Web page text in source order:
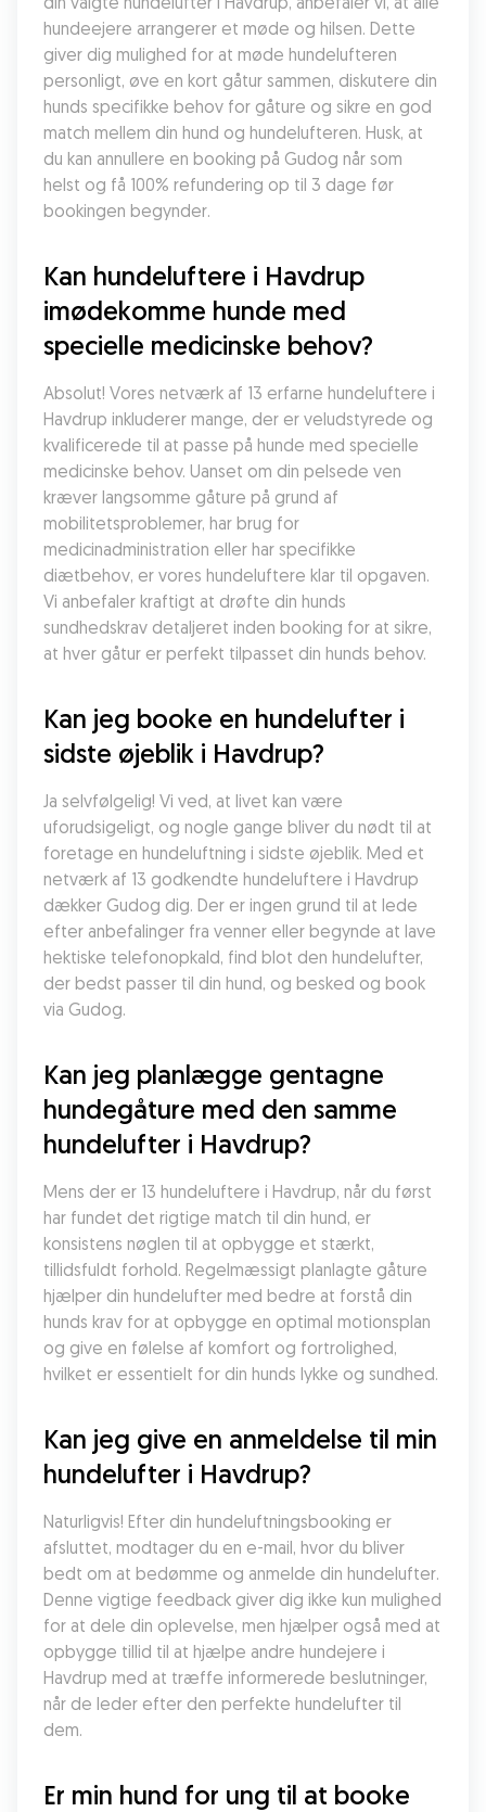
hundeejere arrangerer et møde og hilsen. Dette
giver dig mulighed for at møde hundelufteren
personligt, øve en kort gåtur sammen, diskutere din
hunds specifikke behov for gåture og sikre en god
match mellem din hund og hundelufteren. Husk, at
du kan annullere en booking på Gudog når som
helst og få 100% refundering op til 3 dage før
bookingen begynder.
Kan hundeluftere i Havdrup
imødekomme hunde med
specielle medicinske behov?
Absolut! Vores netværk af 13 erfarne hundeluftere i
Havdrup inkluderer mange, der er veludstyrede og
kvalificerede til at passe på hunde med specielle
medicinske behov. Uanset om din pelsede ven
kræver langsomme gåture på grund af
mobilitetsproblemer, har brug for
medicinadministration eller har specifikke
diætbehov, er vores hundeluftere klar til opgaven.
Vi anbefaler kraftigt at drøfte din hunds
sundhedskrav detaljeret inden booking for at sikre,
at hver gåtur er perfekt tilpasset din hunds behov.
Kan jeg booke en hundelufter i
sidste øjeblik i Havdrup?
Ja selvfølgelig! Vi ved, at livet kan være
uforudsigeligt, og nogle gange bliver du nødt til at
foretage en hundeluftning i sidste øjeblik. Med et
netværk af 13 godkendte hundeluftere i Havdrup
dækker Gudog dig. Der er ingen grund til at lede
efter anbefalinger fra venner eller begynde at lave
hektiske telefonopkald, find blot den hundelufter,
der bedst passer til din hund, og besked og book
via Gudog.
Kan jeg planlægge gentagne
hundegåture med den samme
hundelufter i Havdrup?
Mens der er 13 hundeluftere i Havdrup, når du først
har fundet det rigtige match til din hund, er
konsistens nøglen til at opbygge et stærkt,
tillidsfuldt forhold. Regelmæssigt planlagte gåture
hjælper din hundelufter med bedre at forstå din
hunds krav for at opbygge en optimal motionsplan
og give en følelse af komfort og fortrolighed,
hvilket er essentielt for din hunds lykke og sundhed.
Kan jeg give en anmeldelse til min
hundelufter i Havdrup?
Naturligvis! Efter din hundeluftningsbooking er
afsluttet, modtager du en e-mail, hvor du bliver
bedt om at bedømme og anmelde din hundelufter.
Denne vigtige feedback giver dig ikke kun mulighed
for at dele din oplevelse, men hjælper også med at
opbygge tillid til at hjælpe andre hundejere i
Havdrup med at træffe informerede beslutninger,
når de leder efter den perfekte hundelufter til
dem.
Er min hund for ung til at booke